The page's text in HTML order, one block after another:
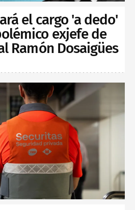
el cargo 'a dedo'
exjefe de
Ramón Dosaigües